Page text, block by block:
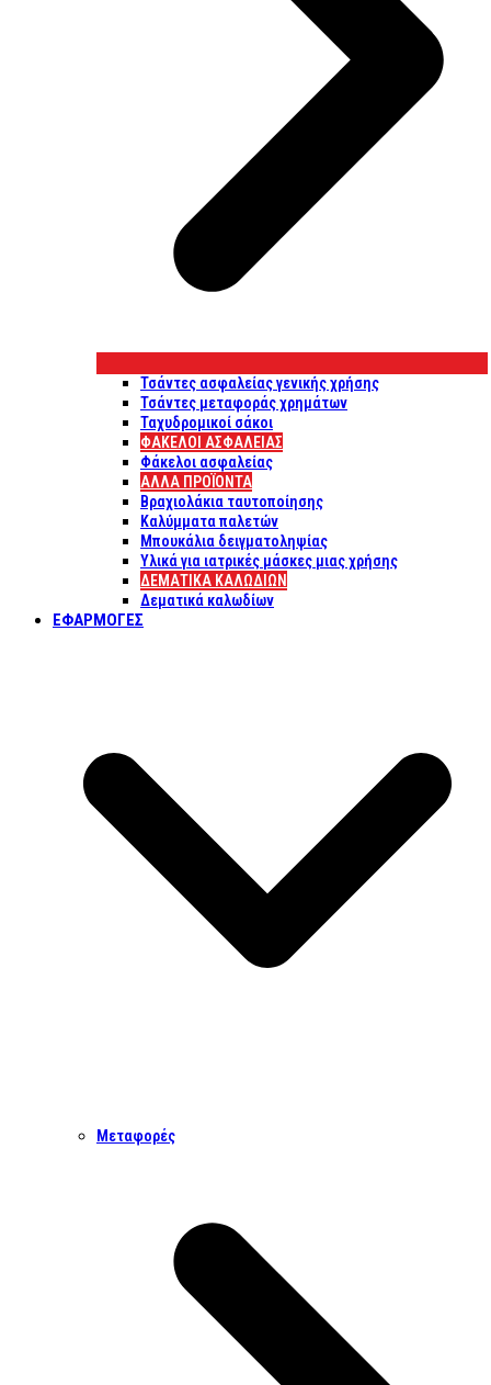
Τσάντες ασφαλείας γενικής χρήσης
Τσάντες μεταφοράς χρημάτων
Ταχυδρομικοί σάκοι
ΦΑΚΕΛΟΙ ΑΣΦΑΛΕΙΑΣ
Φάκελοι ασφαλείας
ΑΛΛΑ ΠΡΟΪΟΝΤΑ
Βραχιολάκια ταυτοποίησης
Καλύμματα παλετών
Μπουκάλια δειγματοληψίας
Υλικά για ιατρικές μάσκες μιας χρήσης
ΔΕΜΑΤΙΚΆ ΚΑΛΩΔΊΩΝ
Δεματικά καλωδίων
ΕΦΑΡΜΟΓΈΣ
Μεταφορές